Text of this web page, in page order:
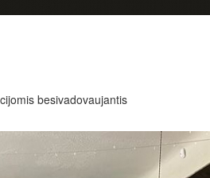
besivadovaujantis